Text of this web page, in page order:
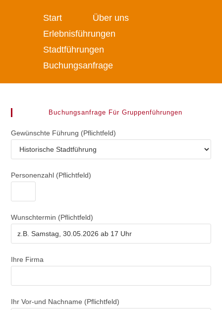
Start
Über uns
Erlebnisführungen
Stadtführungen
Buchungsanfrage
Buchungsanfrage Für Gruppenführungen
Gewünschte Führung (Pflichtfeld)
Personenzahl (Pflichtfeld)
Wunschtermin (Pflichtfeld)
Ihre Firma
Ihr Vor-und Nachname (Pflichtfeld)